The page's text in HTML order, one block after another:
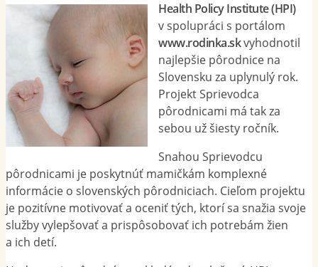
Health Policy Institute (HPI)
v spolupráci s portálom
www.rodinka.skvyhodnotil
najlepšie pôrodnice na
Slovensku za uplynulý rok.
Projekt Sprievodca
pôrodnicami má tak za
sebou už šiesty ročník.
Snahou Sprievodcu
pôrodnicami je poskytnúť mamičkám komplexné
informácie o slovenských pôrodniciach. Cieľom projektu
je pozitívne motivovať a oceniť tých, ktorí sa snažia svoje
služby vylepšovať a prispôsobovať ich potrebám žien
a ich detí.